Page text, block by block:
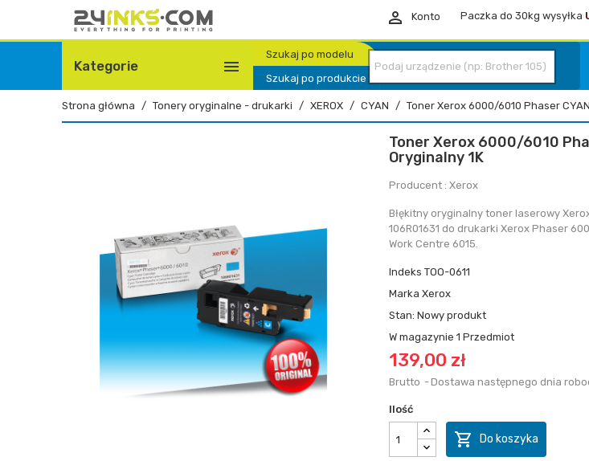
 Konto Paczka do 30kg wysyłka
Kategorie 
Szukaj po modelu
Szukaj po produkcie
Strona główna Tonery oryginalne - drukarki XEROX CYAN Toner Xerox 6000/6010 Phaser
Toner Xerox 6000/6010
Oryginalny 1K
Producent : Xerox
Błękitny oryginalny toner laserowy
106R01631 do drukarki Xerox Phaser
Work Centre 6015.
Indeks TOO-0611
Marka Xerox
Stan: Nowy produkt
W magazynie 1 Przedmiot
139,00 zł
Brutto Dostawa następnego dnia
Ilość
 Do koszyka